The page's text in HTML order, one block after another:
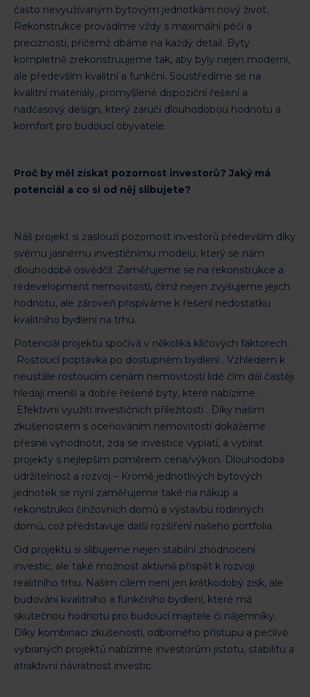
často nevyužívaným bytovým jednotkám nový život.
Rekonstrukce provádíme vždy s maximální péčí a
precizností, přičemž dbáme na každý detail. Byty
kompletně zrekonstruujeme tak, aby byly nejen moderní,
ale především kvalitní a funkční. Soustředíme se na
kvalitní materiály, promyšlené dispoziční řešení a
nadčasový design, který zaručí dlouhodobou hodnotu a
komfort pro budoucí obyvatele.
Proč by měl získat pozornost investorů? Jaký má
potenciál a co si od něj slibujete?
Náš projekt si zaslouží pozornost investorů především díky
svému jasnému investičnímu modelu, který se nám
dlouhodobě osvědčil. Zaměřujeme se na rekonstrukce a
redevelopment nemovitostí, čímž nejen zvyšujeme jejich
hodnotu, ale zároveň přispíváme k řešení nedostatku
kvalitního bydlení na trhu.
Potenciál projektu spočívá v několika klíčových faktorech.
Rostoucí poptávka po dostupném bydlení . Vzhledem k
neustále rostoucím cenám nemovitostí lidé čím dál častěji
hledají menší a dobře řešené byty, které nabízíme.
Efektivní využití investičních příležitostí . Díky našim
zkušenostem s oceňováním nemovitostí dokážeme
přesně vyhodnotit, zda se investice vyplatí, a vybírat
projekty s nejlepším poměrem cena/výkon. Dlouhodobá
udržitelnost a rozvoj – Kromě jednotlivých bytových
jednotek se nyní zaměřujeme také na nákup a
rekonstrukci činžovních domů a výstavbu rodinných
domů, což představuje další rozšíření našeho portfolia.
Od projektu si slibujeme nejen stabilní zhodnocení
investic, ale také možnost aktivně přispět k rozvoji
realitního trhu. Naším cílem není jen krátkodobý zisk, ale
budování kvalitního a funkčního bydlení, které má
skutečnou hodnotu pro budoucí majitele či nájemníky.
Díky kombinaci zkušeností, odborného přístupu a pečlivě
vybraných projektů nabízíme investorům jistotu, stabilitu a
atraktivní návratnost investic.